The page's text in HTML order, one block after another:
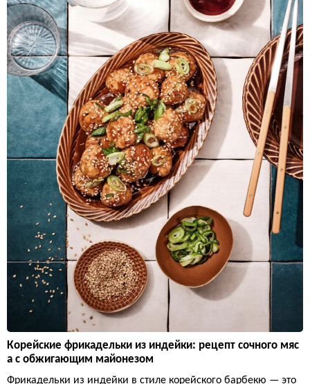
Корейские фрикадельки из индейки: рецепт сочного мяс
а с обжигающим майонезом
Фрикадельки из индейки в стиле корейского барбекю — это